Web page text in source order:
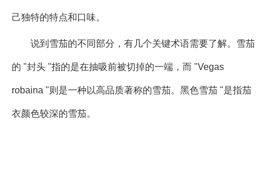
己独特的特点和口味。
说到雪茄的不同部分，有几个关键术语需要了解。雪茄
的 "封头 "指的是在抽吸前被切掉的一端，而 "Vegas
robaina "则是一种以高品质著称的雪茄。黑色雪茄 "是指茄
衣颜色较深的雪茄。